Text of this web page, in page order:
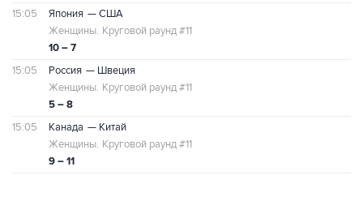
15:05 Япония — США
10 – 7
Женщины. Круговой раунд #11
15:05 Россия — Швеция
5 – 8
Женщины. Круговой раунд #11
15:05 Канада — Китай
9 – 11
Женщины. Круговой раунд #11